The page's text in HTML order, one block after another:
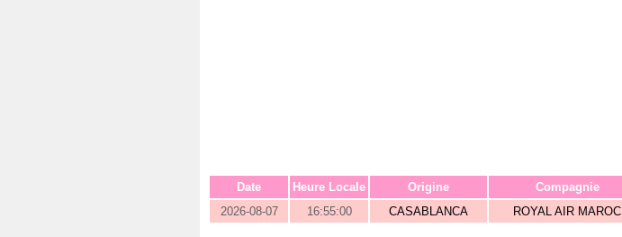
Date Heure Locale Origine Compagnie
2026-08-07
16:55:00 CASABLANCA ROYAL AIR MAROC